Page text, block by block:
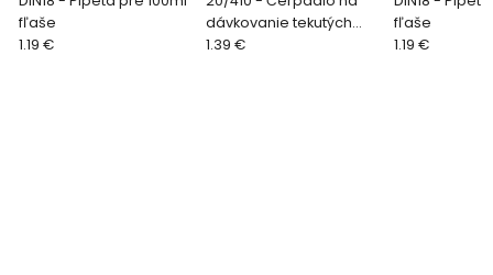
fľaše
1.19 €
dávkovanie tekutých
krémov
1.39 €
fľaše
1.19 €